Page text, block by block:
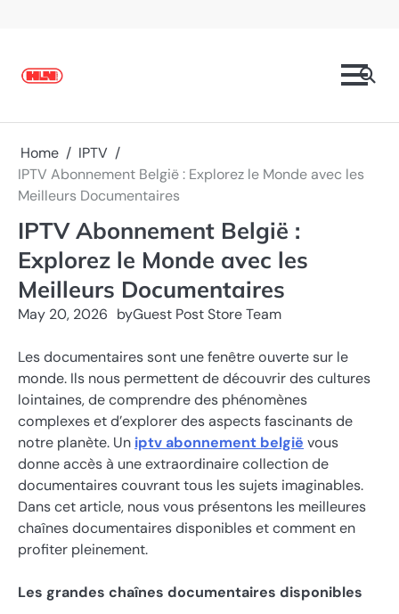
Home
IPTV
IPTV Abonnement België : Explorez le Monde avec les
Meilleurs Documentaires
IPTV Abonnement België :
Explorez le Monde avec les
Meilleurs Documentaires
May 20, 2026 byGuest Post Store Team
Les documentaires sont une fenêtre ouverte sur le
monde. Ils nous permettent de découvrir des cultures
lointaines, de comprendre des phénomènes
complexes et d’explorer des aspects fascinants de
notre planète. Un iptv abonnement belgië vous
donne accès à une extraordinaire collection de
documentaires couvrant tous les sujets imaginables.
Dans cet article, nous vous présentons les meilleures
chaînes documentaires disponibles et comment en
profiter pleinement.
Les grandes chaînes documentaires disponibles